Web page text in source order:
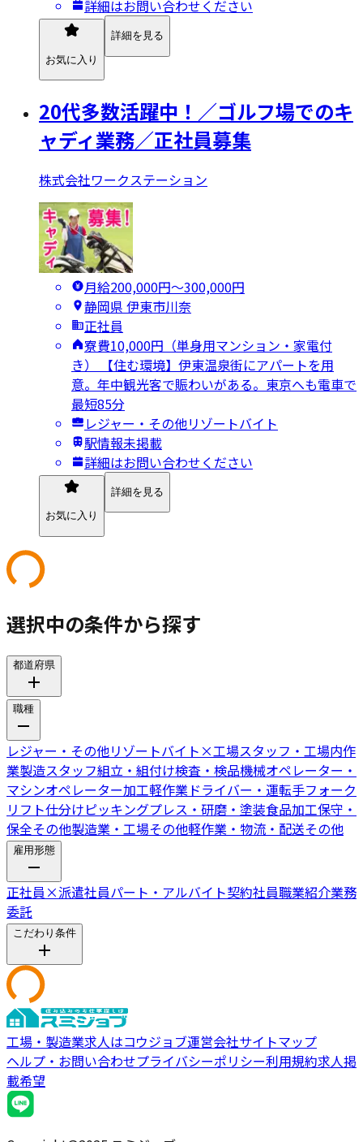
詳細はお問い合わせください
お気に入り
詳細を見る
20代多数活躍中！／ゴルフ場でのキ
ャディ業務／正社員募集
株式会社ワークステーション
月給200,000円〜300,000円
静岡県 伊東市川奈
正社員
寮費10,000円（単身用マンション・家電付
き） 【住む環境】伊東温泉街にアパートを用
意。年中観光客で賑わいがある。東京へも電車で
最短85分
レジャー・その他リゾートバイト
駅情報未掲載
詳細はお問い合わせください
お気に入り
詳細を見る
選択中の条件から探す
都道府県
職種
レジャー・その他リゾートバイト ×工場スタッフ・工場内作
業製造スタッフ組立・組付け検査・検品機械オペレーター・
マシンオペレーター加工軽作業ドライバー・運転手フォーク
リフト仕分けピッキングプレス・研磨・塗装食品加工保守・
保全その他製造業・工場その他軽作業・物流・配送その他
雇用形態
正社員 ×派遣社員パート・アルバイト契約社員職業紹介業務
委託
こだわり条件
工場・製造業求人はコウジョブ運営会社サイトマップ
ヘルプ・お問い合わせプライバシーポリシー利用規約求人掲
載希望